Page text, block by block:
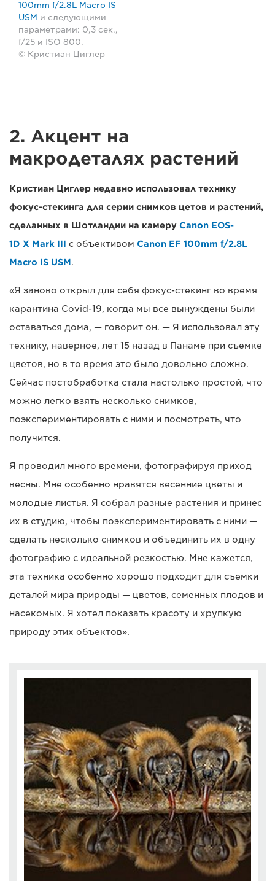
100mm f/2.8L Macro IS
USM и следующими
параметрами: 0,3 сек.,
f/25 и ISO 800.
© Кристиан Циглер
2. Акцент на
макродеталях растений
Кристиан Циглер недавно использовал технику
фокус-стекинга для серии снимков цетов и растений,
сделанных в Шотландии на камеру Canon EOS-
1D X Mark III с объективом Canon EF 100mm f/2.8L
Macro IS USM.
«Я заново открыл для себя фокус-стекинг во время
карантина Covid-19, когда мы все вынуждены были
оставаться дома, — говорит он. — Я использовал эту
технику, наверное, лет 15 назад в Панаме при съемке
цветов, но в то время это было довольно сложно.
Сейчас постобработка стала настолько простой, что
можно легко взять несколько снимков,
поэкспериментировать с ними и посмотреть, что
получится.
Я проводил много времени, фотографируя приход
весны. Мне особенно нравятся весенние цветы и
молодые листья. Я собрал разные растения и принес
их в студию, чтобы поэкспериментировать с ними —
сделать несколько снимков и объединить их в одну
фотографию с идеальной резкостью. Мне кажется,
эта техника особенно хорошо подходит для съемки
деталей мира природы — цветов, семенных плодов и
насекомых. Я хотел показать красоту и хрупкую
природу этих объектов».